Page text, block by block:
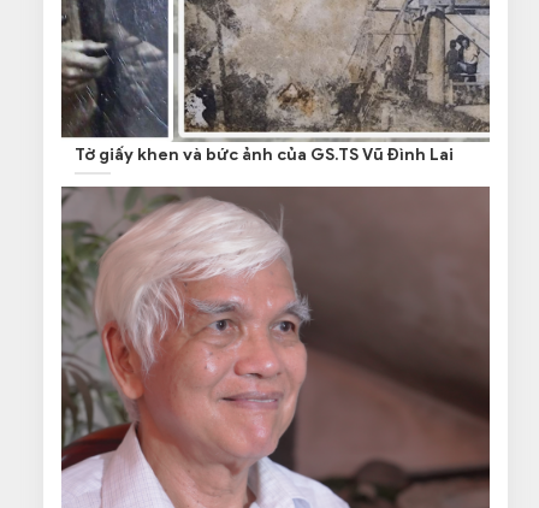
Tờ giấy khen và bức ảnh của GS.TS Vũ Đình Lai